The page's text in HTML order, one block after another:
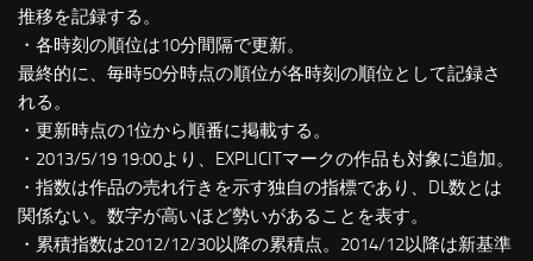
推移を記録する。
・各時刻の順位は10分間隔で更新。
最終的に、毎時50分時点の順位が各時刻の順位として記録さ
れる。
・更新時点の1位から順番に掲載する。
・2013/5/19 19:00より、EXPLICITマークの作品も対象に追加。
・指数は作品の売れ行きを示す独自の指標であり、DL数とは
関係ない。数字が高いほど勢いがあることを表す。
・累積指数は2012/12/30以降の累積点。2014/12以降は新基準